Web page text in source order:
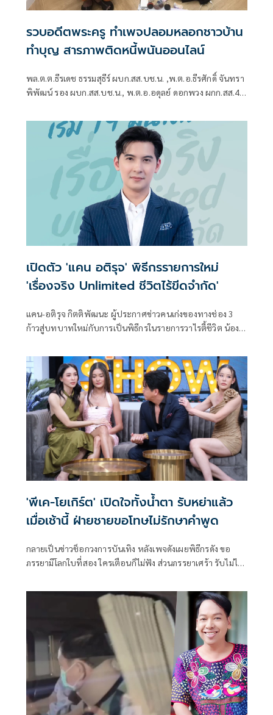
รวบอดีตพระครู ทำเพจปลอมหลอกชาวบ้าน
ทำบุญ สารภาพติดหนี้พนันออนไลน์
พล.ต.ต.ธีรเดช ธรรมสุธีร์ ผบก.สส.บช.น. ,พ.ต.อ.ธีรศักดิ์ จันทรา
พิพัฒน์ รอง ผบก.สส.บช.น., พ.ต.อ.อดุลย์ ดอกพวง ผกก.สส.4
เปิดตัว 'แคน อติรุจ' พิธีกรรายการใหม่
'เรื่องจริง Unlimited ชีวิตไร้ขีดจำกัด'
แคน-อติรุจ กิตติพัฒนะ ผู้ประกาศข่าวคนเก่งของทางช่อง 3
ก้าวสู่บทบาทใหม่กับการเป็นพิธีกรในรายการวาไรตี้ชีวิต น้อง
ตีความเข้มข้นครบรสจากทีมผู้สร้าง “เรื่องจริงผ่านจอ” เพราะ
ทุกชีวิตมีเอกลักษณ์เฉพาะตัว...แต่ชีวิตไร้ขีดจำกัด และชีวิตลิขิต
ได้ด้วยตัวเอง
'พีเค-โยเกิร์ต' เปิดใจทั้งน้ำตา รับหย่าแล้ว
เมื่อเช้านี้ ฝ่ายชายขอโทษไม่รักษาคำพูด
กลายเป็นข่าวช็อกวงการบันเทิง หลังเพจดังเผยพิธีกรดัง ขอ
ภรรยามีโลกใบที่สอง ใครเตือนก็ไม่ฟัง ส่วนภรรยาเศร้า รับไม่ได้
พีเค-ปิยะวัฒน์ เข็มเพชร และ โยเกิร์ต-ณัฐฐชาช์ บุญประชม
ล่าสุดทั้งพีเคและโยเกิร์ต ขอเปิดใจที่แรกและที่เดียวในรายการ
คุยแซ่บShow ดำเนินรายการโดย หนิง ปณิตา และ บูม สุภาพร
โดยจะไม่มีการให้สัมภาษณ์ผ่านสื่อหรือรายการไหนอีก